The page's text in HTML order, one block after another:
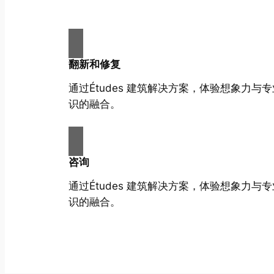
翻新和修复
通过Études 建筑解决方案，体验想象力与
识的融合。
咨询
通过Études 建筑解决方案，体验想象力与
识的融合。